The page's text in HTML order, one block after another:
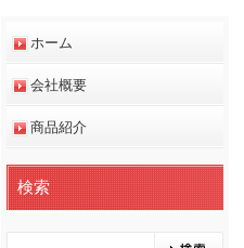
ホーム
会社概要
商品紹介
検索